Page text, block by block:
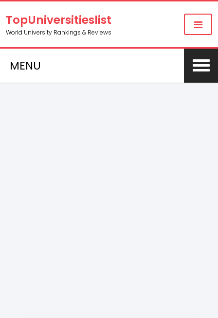
TopUniversitieslist
World University Rankings & Reviews
MENU